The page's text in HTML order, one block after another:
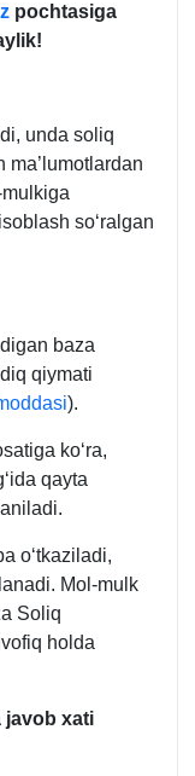
pochtasiga
unda soliq
soʻralgan
baza
qiymati
).
koʻra,
qayta
oʻtkaziladi,
Mol-mulk
Soliq
holda
javob хati